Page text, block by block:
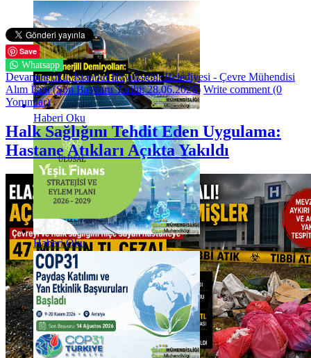
Haberi Oku
Haberi Oku
Save
Whatsapp
Devamını oku: İstanbul Büyükşehir Belediyesi - Çevre Mühendisi
Alım İlanı (Son Başvuru Tarihi: 28.06.2026) Write comment (0
Yorumlar)
Halk Sağlığını Tehdit Eden Uygulama:
Hastane Atıkları Açıkta Yakıldı